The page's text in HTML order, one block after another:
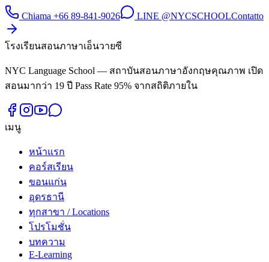
Chiama +66 89-841-9026 LINE @NYCSCHOOLContatto
โรงเรียนสอนภาษาเอ็นวายซี
NYC Language School — สถาบันสอนภาษาอังกฤษคุณภาพ เปิด
สอนมากว่า 19 ปี Pass Rate 95% จากสถิติภายใน
เมนู
หน้าแรก
คอร์สเรียน
ขอนแก่น
อุดรธานี
ทุกสาขา / Locations
โปรโมชั่น
บทความ
E-Learning